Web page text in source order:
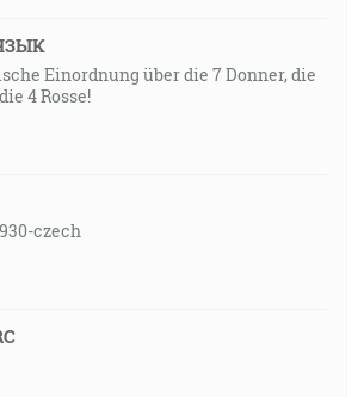
Einordnung über die 7 Donner, die
4 Rosse!
czech